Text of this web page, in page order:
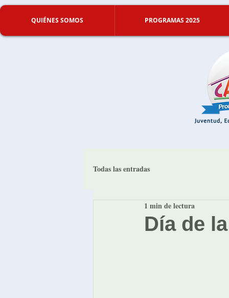
QUIÉNES SOMOS PROGRAMAS 2025
Todas las entradas
Día de
1 min de lectura